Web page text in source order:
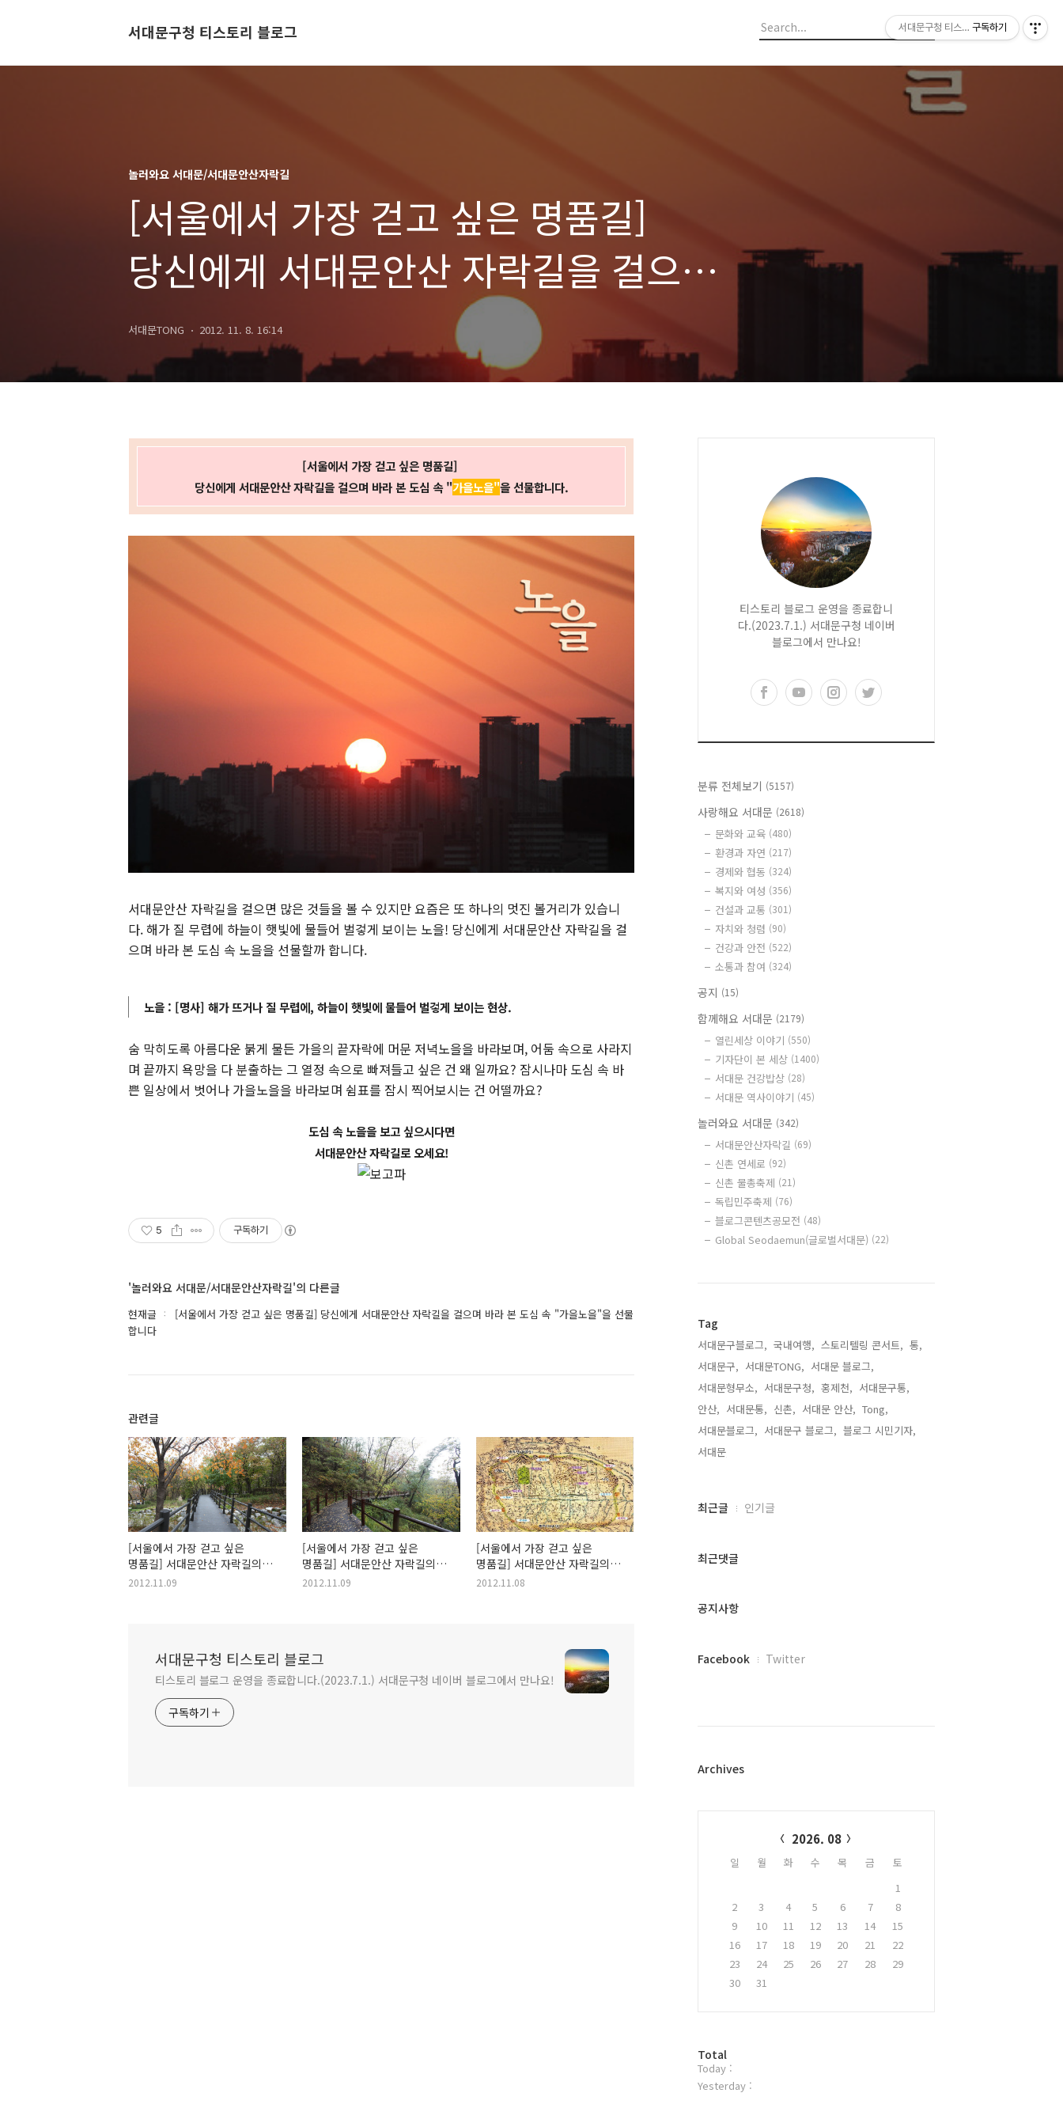
서대문구청 티스토리 블로그
놀러와요 서대문/서대문안산자락길
[서울에서 가장 걷고 싶은 명품길]
당신에게 서대문안산 자락길을 걸으며
바라 본 도심 속 "가을노을"을
선물합니다
서대문TONG 2012. 11. 8. 16:14
[서울에서 가장 걷고 싶은 명품길]
당신에게 서대문안산 자락길을 걸으며 바라 본 도심 속 "가을노을"을 선물합니다.
서대문안산 자락길을 걸으면 많은 것들을 볼 수 있지만 요즘은 또 하나의 멋진 볼거리가 있습니
다. 해가 질 무렵에 하늘이 햇빛에 물들어 벌겋게 보이는 노을! 당신에게 서대문안산 자락길을 걸
으며 바라 본 도심 속 노을을 선물할까 합니다.
노을 : [명사] 해가 뜨거나 질 무렵에, 하늘이 햇빛에 물들어 벌겋게 보이는 현상.
숨 막히도록 아름다운 붉게 물든 가을의 끝자락에 머문 저녁노을을 바라보며, 어둠 속으로 사라지
며 끝까지 욕망을 다 분출하는 그 열정 속으로 빠져들고 싶은 건 왜 일까요? 잠시나마 도심 속 바
쁜 일상에서 벗어나 가을노을을 바라보며 쉼표를 잠시 찍어보시는 건 어떨까요?
도심 속 노을을 보고 싶으시다면
서대문안산 자락길로 오세요!
5 구독하기
'놀러와요 서대문/서대문안산자락길'의 다른글
현재글
[서울에서 가장 걷고 싶은 명품길] 당신에게 서대문안산 자락길을 걸으며 바라 본 도심 속 "가을노을"을 선물
합니다
관련글
[서울에서 가장 걷고 싶은
명품길] 서대문안산 자락길의
일곱가지 이야기 다섯번 째
2012.11.09
[서울에서 가장 걷고 싶은
명품길] 서대문안산 자락길의
일곱가지 이야기 네번 째
2012.11.09
[서울에서 가장 걷고 싶은
명품길] 서대문안산 자락길의
일곱가지 이야기 세 번째
2012.11.08
서대문구청 티스토리 블로그
티스토리 블로그 운영을 종료합니다.(2023.7.1.) 서대문구청 네이버 블로그에서 만나요!
구독하기
티스토리 블로그 운영을 종료합니
다.(2023.7.1.) 서대문구청 네이버
블로그에서 만나요!
분류 전체보기 (5157)
사랑해요 서대문 (2618)
문화와 교육 (480)
환경과 자연 (217)
경제와 협동 (324)
복지와 여성 (356)
건설과 교통 (301)
자치와 청렴 (90)
건강과 안전 (522)
소통과 참여 (324)
공지 (15)
함께해요 서대문 (2179)
열린세상 이야기 (550)
기자단이 본 세상 (1400)
서대문 건강밥상 (28)
서대문 역사이야기 (45)
놀러와요 서대문 (342)
서대문안산자락길 (69)
신촌 연세로 (92)
신촌 물총축제 (21)
독립민주축제 (76)
블로그콘텐츠공모전 (48)
Global Seodaemun(글로벌서대문) (22)
Tag
서대문구블로그, 국내여행, 스토리텔링 콘서트, 통,
서대문구, 서대문TONG, 서대문 블로그,
서대문형무소, 서대문구청, 홍제천, 서대문구통,
안산, 서대문통, 신촌, 서대문 안산, Tong,
서대문블로그, 서대문구 블로그, 블로그 시민기자,
서대문,
최
과
글
최근글 인기글
최근댓글
공지사항
페
플
Facebook Twitter
Archives
2026. 08
일 월 화 수 목 금
토
1
2
3 4 5 6 7
8
9
10 11 12 13 14
15
16
17 18 19 20 21
22
23
24 25 26 27 28
29
30
31
방
문
자
Total
Today :
Yesterday :
서대문구청 티스토리 블로그
구독하기